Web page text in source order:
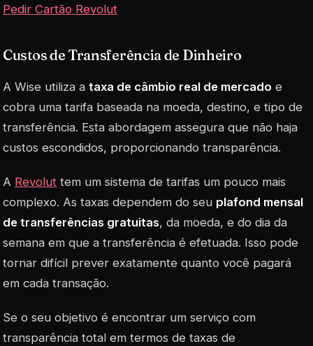
Pedir Cartão Revolut
Custos de Transferência de Dinheiro
A Wise utiliza a taxa de câmbio real de mercado e
cobra uma tarifa baseada na moeda, destino, e tipo de
transferência. Esta abordagem assegura que não haja
custos escondidos, proporcionando transparência.
A Revolut tem um sistema de tarifas um pouco mais
complexo. As taxas dependem do seu plafond mensal
de transferências gratuitas, da moeda, e do dia da
semana em que a transferência é efetuada. Isso pode
tornar difícil prever exatamente quanto você pagará
em cada transação.
Se o seu objetivo é encontrar um serviço com
transparência total em termos de taxas de